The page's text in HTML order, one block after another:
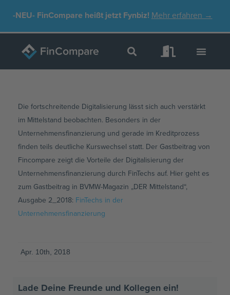
-NEU-FinCompare heißt jetzt Fynbiz! Mehr erfahren →
Die fortschreitende Digitalisierung lässt sich auch verstärkt
im Mittelstand beobachten. Besonders in der
Unternehmensfinanzierung und gerade im Kreditprozess
finden teils deutliche Kurswechsel statt. Der Gastbeitrag von
Fincompare zeigt die Vorteile der Digitalisierung der
Unternehmensfinanzierung durch FinTechs auf. Hier geht es
zum Gastbeitrag in BVMW-Magazin „DER Mittelstand“,
Ausgabe 2_2018: FinTechs in der
Unternehmensfinanzierung
Apr. 10th, 2018
Lade Deine Freunde und Kollegen ein!